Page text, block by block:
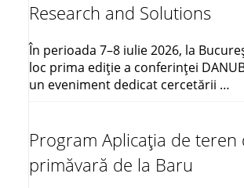
Research and Solutions
În perioada 7–8 iulie 2026, la
loc prima ediție a conferinței
un eveniment dedicat cercetării …
Program Aplicația de teren
primăvară de la Baru